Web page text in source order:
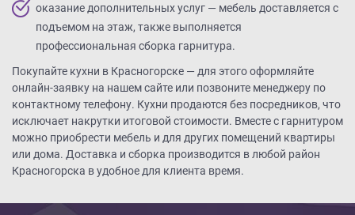
оказание дополнительных услуг — мебель доставляется с
подъемом на этаж, также выполняется
профессиональная сборка гарнитура.
Покупайте кухни в Красногорске — для этого оформляйте
онлайн-заявку на нашем сайте или позвоните менеджеру по
контактному телефону. Кухни продаются без посредников, что
исключает накрутки итоговой стоимости. Вместе с гарнитуром
можно приобрести мебель и для других помещений квартиры
или дома. Доставка и сборка производится в любой район
Красногорска в удобное для клиента время.